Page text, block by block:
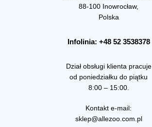
88-100 Inowrocław,
Polska
Infolinia: +48 52 3538378
Dział obsługi klienta pracuje
od poniedziałku do piątku
8:00 – 15:00.
Kontakt e-mail:
sklep@allezoo.com.pl